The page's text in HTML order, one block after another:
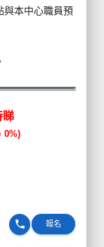
與本中心職員預
睇
0%)
報名
phone